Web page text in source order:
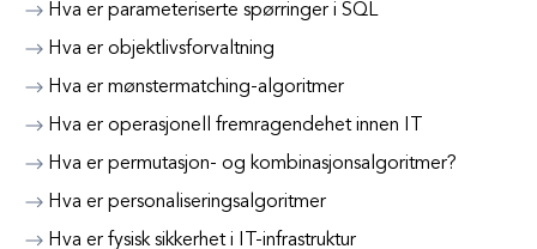
Hva er parameteriserte spørringer i SQL
Hva er objektlivsforvaltning
Hva er mønstermatching-algoritmer
Hva er operasjonell fremragendehet innen IT
Hva er permutasjon- og kombinasjonsalgoritmer?
Hva er personaliseringsalgoritmer
Hva er fysisk sikkerhet i IT-infrastruktur